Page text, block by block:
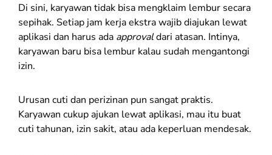
Di sini, karyawan tidak bisa mengklaim lembur secara
sepihak. Setiap jam kerja ekstra wajib diajukan lewat
aplikasi dan harus ada approvaldari atasan. Intinya,
karyawan baru bisa lembur kalau sudah mengantongi
izin.
Urusan cuti dan perizinan pun sangat praktis.
Karyawan cukup ajukan lewat aplikasi, mau itu buat
cuti tahunan, izin sakit, atau ada keperluan mendesak.